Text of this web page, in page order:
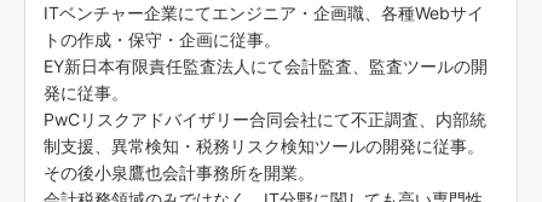
ITベンチャー企業にてエンジニア・企画職、各種Webサイ
トの作成・保守・企画に従事。
EY新日本有限責任監査法人にて会計監査、監査ツールの開
発に従事。
PwCリスクアドバイザリー合同会社にて不正調査、内部統
制支援、異常検知・税務リスク検知ツールの開発に従事。
その後小泉鷹也会計事務所を開業。